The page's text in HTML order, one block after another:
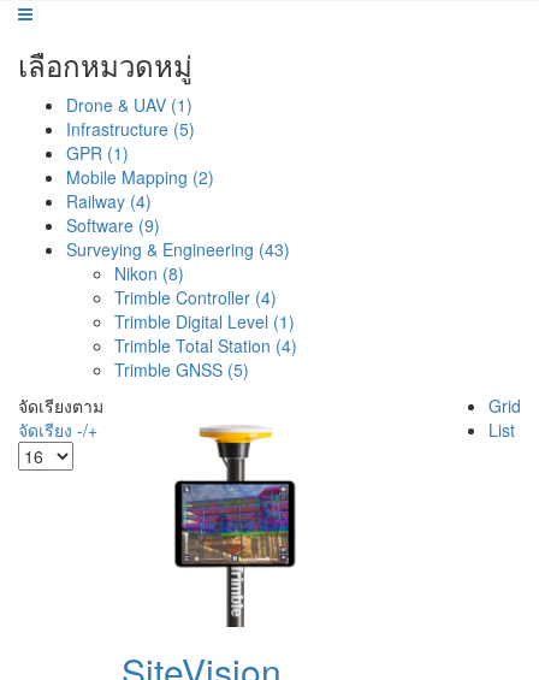
เลือกหมวดหมู่
Drone & UAV (1)
Infrastructure (5)
GPR (1)
Mobile Mapping (2)
Railway (4)
Software (9)
Surveying & Engineering (43)
Nikon (8)
Trimble Controller (4)
Trimble Digital Level (1)
Trimble Total Station (4)
Trimble GNSS (5)
จัดเรียงตาม
จัดเรียง -/+
Grid
List